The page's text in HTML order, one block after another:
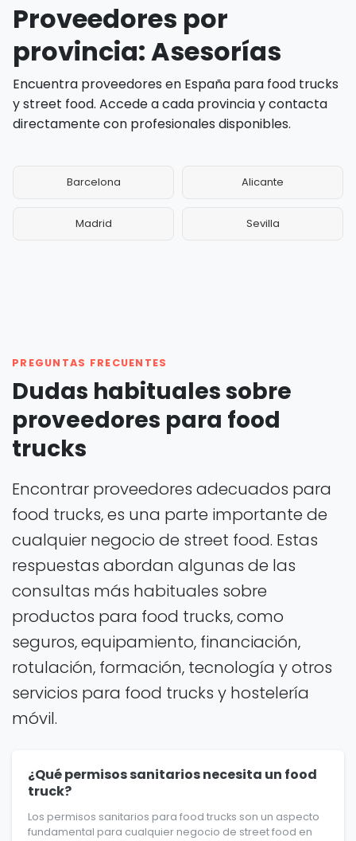
Proveedores por
provincia: Asesorías
Encuentra proveedores en España para food trucks
y street food. Accede a cada provincia y contacta
directamente con profesionales disponibles.
Barcelona Alicante
Madrid Sevilla
PREGUNTAS FRECUENTES
Dudas habituales sobre
proveedores para food
trucks
Encontrar proveedores adecuados para
food trucks, es una parte importante de
cualquier negocio de street food. Estas
respuestas abordan algunas de las
consultas más habituales sobre
productos para food trucks, como
seguros, equipamiento, financiación,
rotulación, formación, tecnología y otros
servicios para food trucks y hostelería
móvil.
¿Qué permisos sanitarios necesita un food
truck?
Los permisos sanitarios para food trucks son un aspecto
fundamental para cualquier negocio de street food en